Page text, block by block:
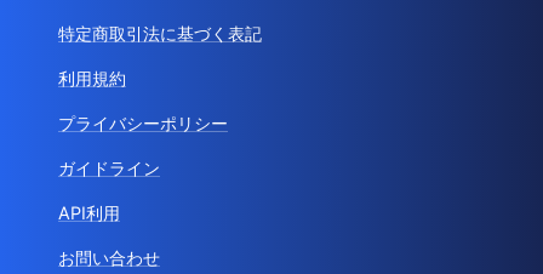
特定商取引法に基づく表記
利用規約
プライバシーポリシー
ガイドライン
API利用
お問い合わせ